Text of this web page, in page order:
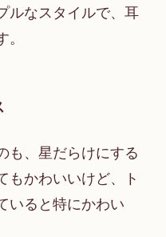
ルなスタイルで、耳
も、星だらけにする
もかわいいけど、ト
いると特にかわい